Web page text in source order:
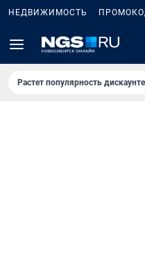
НЕДВИЖИМОСТЬ
Растет популярность